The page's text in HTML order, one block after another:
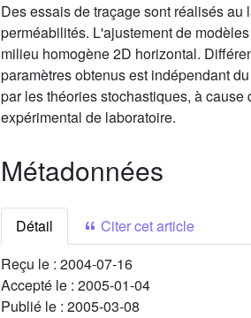
Des essais de traçage sont réalisés
perméabilités. L'ajustement de
milieu homogène 2D horizontal.
paramètres obtenus est indépendant
par les théories stochastiques, à
expérimental de laboratoire.
Métadonnées
Détail
Citer cet article
Reçu le : 2004-07-16
Accepté le : 2005-01-04
Publié le : 2005-03-08